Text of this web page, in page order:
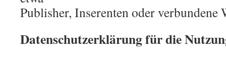
Publisher, Inserenten oder verbundene
Datenschutzerklärung für die